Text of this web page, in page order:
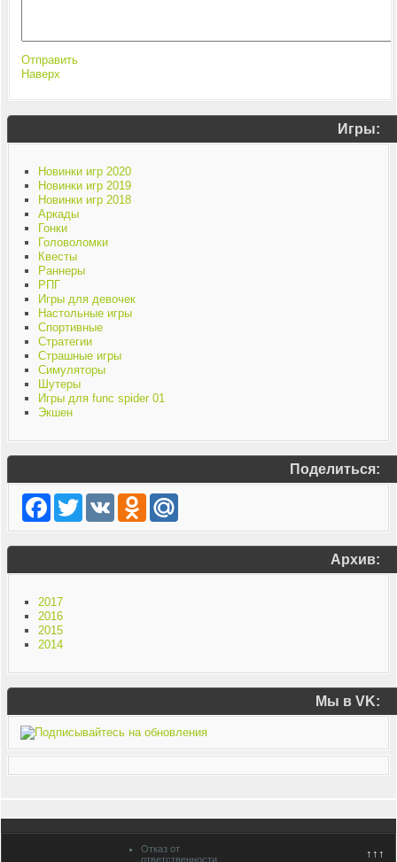
Отправить
Наверх
Игры:
Новинки игр 2020
Новинки игр 2019
Новинки игр 2018
Аркады
Гонки
Головоломки
Квесты
Раннеры
РПГ
Игры для девочек
Настольные игры
Спортивные
Стратегии
Страшные игры
Симуляторы
Шутеры
Игры для func spider 01
Экшен
Поделиться:
Facebook
TwitterVK Odnoklassniki
Mail.Ru
Архив:
2017
2016
2015
2014
Мы в VK:
↑↑↑
Отказ от
ответственности